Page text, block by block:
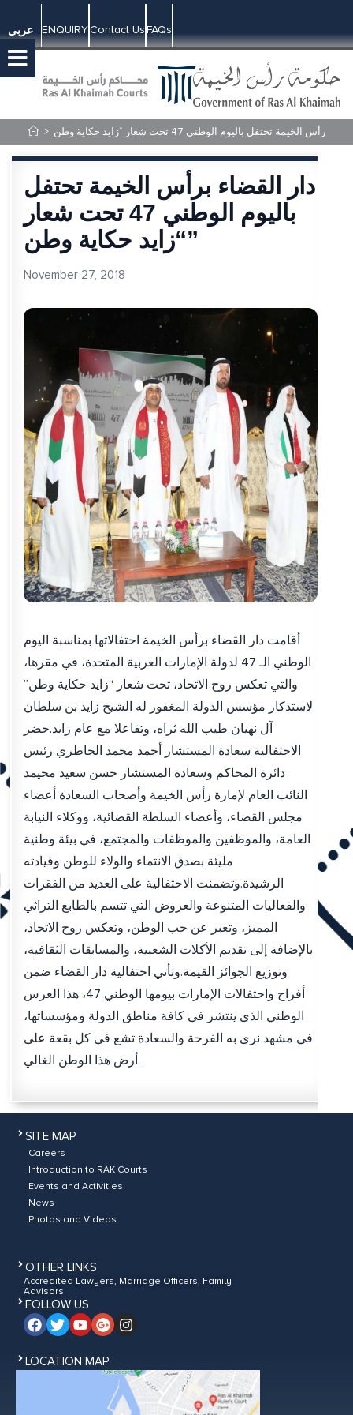
عربي ENQUIRYContact UsFAQs
>
دار القضاء برأس الخيمة تحتفل
باليوم الوطني 47 تحت شعار
“زايد حكاية وطن”
November 27, 2018
أقامت دار القضاء برأس الخيمة احتفالاتها بمناسبة اليوم
الوطني الـ 47 لدولة الإمارات العربية المتحدة، في مقرها،
والتي تعكس روح الاتحاد، تحت شعار “زايد حكاية وطن”
لاستذكار مؤسس الدولة المغفور له الشيخ زايد بن سلطان
آل نهيان طيب الله ثراه، وتفاعلا مع عام زايد.حضر
الاحتفالية سعادة المستشار أحمد محمد الخاطري رئيس
دائرة المحاكم وسعادة المستشار حسن سعيد محيمد
النائب العام لإمارة رأس الخيمة وأصحاب السعادة أعضاء
مجلس القضاء، وأعضاء السلطة القضائية، ووكلاء النيابة
العامة، والموظفين والموظفات والمجتمع، في بيئة وطنية
مليئة بصدق الانتماء والولاء للوطن وقيادته
الرشيدة.وتضمنت الاحتفالية على العديد من الفقرات
والفعاليات المتنوعة والعروض التي تتسم بالطابع التراثي
المميز، وتعبر عن حب الوطن، وتعكس روح الاتحاد،
بالإضافة إلى تقديم الأكلات الشعبية، والمسابقات الثقافية،
وتوزيع الجوائز القيمة.وتأتي احتفالية دار القضاء ضمن
أفراح واحتفالات الإمارات بيومها الوطني 47، هذا العرس
الوطني الذي ينتشر في كافة مناطق الدولة ومؤسساتها،
في مشهد نرى به الفرحة والسعادة تشع في كل بقعة على
أرض هذا الوطن الغالي.
SITE MAP
Careers
Introduction to RAK Courts
Events and Activities
News
Photos and Videos
OTHER LINKS
Accredited Lawyers, Marriage Officers, Family
Advisors
FOLLOW US
LOCATION MAP